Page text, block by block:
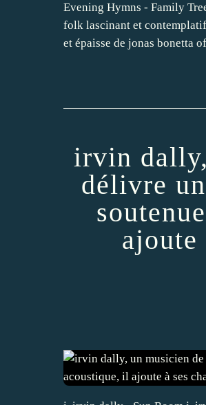
Evening Hymns - Family
folk lascinant et
et épaisse de jonas bonetta
irvin
délivre
ajoute